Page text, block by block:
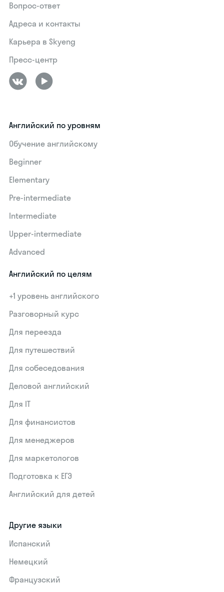
Вопрос-ответ
Адреса и контакты
Карьера в Skyeng
Пресс-центр
Английский по уровням
Обучение английскому
Beginner
Elementary
Pre-intermediate
Intermediate
Upper-intermediate
Advanced
Английский по целям
+1 уровень английского
Разговорный курс
Для переезда
Для путешествий
Для собеседования
Деловой английский
Для IT
Для финансистов
Для менеджеров
Для маркетологов
Подготовка к ЕГЭ
Английский для детей
Другие языки
Испанский
Немецкий
Французский